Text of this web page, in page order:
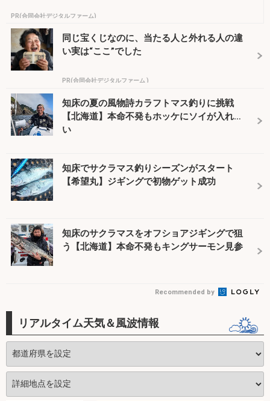
PR(合同会社デジタルファーム)
同じ宝くじなのに、当たる人と外れる人の違
い実は“ここ”でした
PR(合同会社デジタルファーム )
知床の夏の風物詩カラフトマス釣りに挑戦
【北海道】本命不発もホッケにソイが入れ食
い
知床でサクラマス釣りシーズンがスタート
【希望丸】ジギングで初物ゲット成功
知床のサクラマスをオフショアジギングで狙
う【北海道】本命不発もキングサーモン見参
Recommended by
リアルタイム天気＆風波情報